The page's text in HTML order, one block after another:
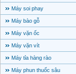
Máy soi phay
Máy bào gỗ
Máy vặn ốc
Máy vặn vít
Máy tỉa hàng rào
Máy phun thuốc sâu